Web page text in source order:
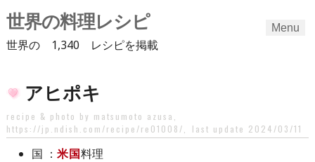
世界の料理レシピ
世界の 1,340 レシピを掲載
Menu
to アヒポキ
recipe & photo by matsumoto azusa,
https://jp.ndish.com/recipe/re01008/
last update 2024/03/11
国 ： 米国料理